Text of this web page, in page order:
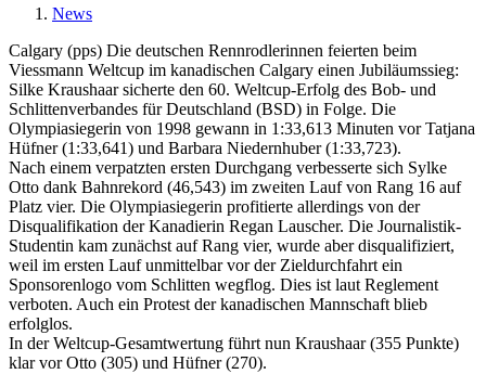
News
Calgary (pps) Die deutschen Rennrodlerinnen feierten beim
Viessmann Weltcup im kanadischen Calgary einen Jubiläumssieg:
Silke Kraushaar sicherte den 60. Weltcup-Erfolg des Bob- und
Schlittenverbandes für Deutschland (BSD) in Folge. Die
Olympiasiegerin von 1998 gewann in 1:33,613 Minuten vor Tatjana
Hüfner (1:33,641) und Barbara Niedernhuber (1:33,723).
Nach einem verpatzten ersten Durchgang verbesserte sich Sylke
Otto dank Bahnrekord (46,543) im zweiten Lauf von Rang 16 auf
Platz vier. Die Olympiasiegerin profitierte allerdings von der
Disqualifikation der Kanadierin Regan Lauscher. Die Journalistik-
Studentin kam zunächst auf Rang vier, wurde aber disqualifiziert,
weil im ersten Lauf unmittelbar vor der Zieldurchfahrt ein
Sponsorenlogo vom Schlitten wegflog. Dies ist laut Reglement
verboten. Auch ein Protest der kanadischen Mannschaft blieb
erfolglos.
In der Weltcup-Gesamtwertung führt nun Kraushaar (355 Punkte)
klar vor Otto (305) und Hüfner (270).